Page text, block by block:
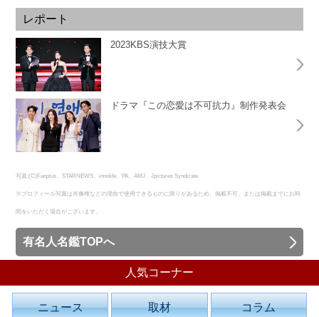
レポート
2023KBS演技大賞
ドラマ『この恋愛は不可抗力』制作発表会
写真:(C)Fanplus、STARNEWS、innolife、PA、AMJ、Jpictures Syndicate
※プロフィール写真は肖像権などの理由で使用できるものに限りがあるため、掲載不可、または掲載までにお時
間をいただく場合がございます。
有名人名鑑TOPへ
人気コーナー
ニュース 取材 コラム